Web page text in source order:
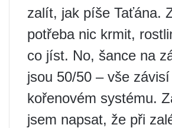
zalít, jak píše Taťána.
potřeba nic krmit,
co jíst. No, šance na
jsou 50/50 – vše
kořenovém systému.
jsem napsat, že při